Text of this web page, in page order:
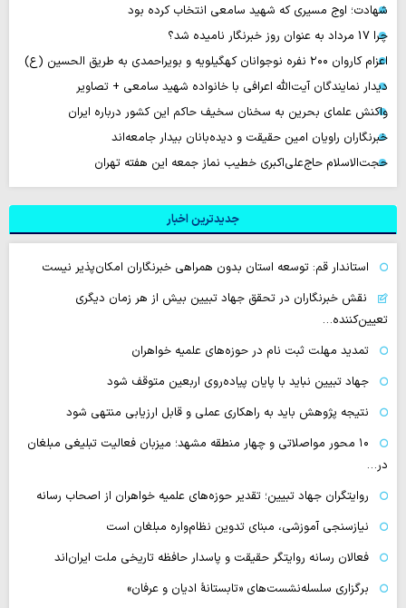
شهادت؛ اوج مسیری که شهید سامعی انتخاب کرده بود
چرا 17 مرداد به عنوان روز خبرنگار نامیده شد؟
اعزام کاروان ۲۰۰ نفره نوجوانان کهگیلویه و بویراحمدی به طریق الحسین (ع)
دیدار نمایندگان آیت‌الله اعرافی با خانواده شهید سامعی + تصاویر
واکنش علمای بحرین به سخنان سخیف حاکم این کشور درباره ایران
خبرنگاران راویان امین حقیقت و دیده‌بانان بیدار جامعه‌اند
حجت‌الاسلام حاج‌علی‌اکبری خطیب نماز جمعه این هفته تهران
جدیدترین اخبار
استاندار قم: توسعه استان بدون همراهی خبرنگاران امکان‌پذیر نیست
نقش خبرنگاران در تحقق جهاد تبیین بیش از هر زمان دیگری
تعیین‌کننده…
تمدید مهلت ثبت نام در حوزه‌های علمیه خواهران
جهاد تبیین نباید با پایان پیاده‌روی اربعین متوقف شود
نتیجه پژوهش باید به راهکاری عملی و قابل ارزیابی منتهی شود
۱۰ محور مواصلاتی و چهار منطقه مشهد؛ میزبان فعالیت تبلیغی مبلغان
در…
روایتگران جهاد تبیین؛ تقدیر حوزه‌های علمیه خواهران از اصحاب رسانه
نیازسنجی آموزشی، مبنای تدوین نظام‌واره مبلغان است
فعالان رسانه‌ روایتگر حقیقت و پاسدار حافظه تاریخی ملت ایران‌اند
برگزاری سلسله‌نشست‌های «تابستانهٔ ادیان و عرفان»